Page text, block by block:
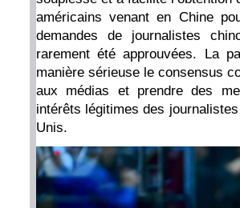
américains venant en Chine
demandes de journalistes
rarement été approuvées. La
manière sérieuse le consensus
aux médias et prendre des
intérêts légitimes des
Unis.